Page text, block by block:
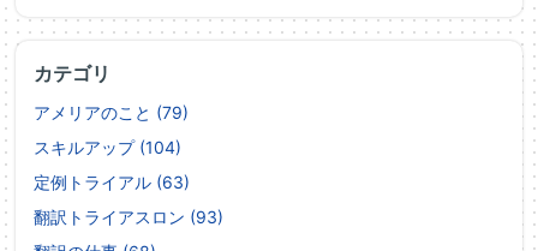
カテゴリ
アメリアのこと (79)
スキルアップ (104)
定例トライアル (63)
翻訳トライアスロン (93)